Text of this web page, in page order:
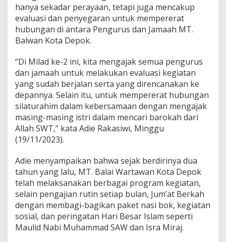
d
k
e
-
d
a
n
E
v
a
l
u
a
hanya sekadar perayaan, tetapi juga mencakup
evaluasi dan penyegaran untuk mempererat
hubungan di antara Pengurus dan Jamaah MT.
Balwan Kota Depok.
“Di Milad ke-2 ini, kita mengajak semua pengurus
dan jamaah untuk melakukan evaluasi kegiatan
yang sudah berjalan serta yang direncanakan ke
depannya. Selain itu, untuk mempererat hubungan
silaturahim dalam kebersamaan dengan mengajak
masing-masing istri dalam mencari barokah dari
Allah SWT,” kata Adie Rakasiwi, Minggu
(19/11/2023).
Adie menyampaikan bahwa sejak berdirinya dua
tahun yang lalu, MT. Balai Wartawan Kota Depok
telah melaksanakan berbagai program kegiatan,
selain pengajian rutin setiap bulan, Jum’at Berkah
dengan membagi-bagikan paket nasi bok, kegiatan
sosial, dan peringatan Hari Besar Islam seperti
Maulid Nabi Muhammad SAW dan Isra Miraj.